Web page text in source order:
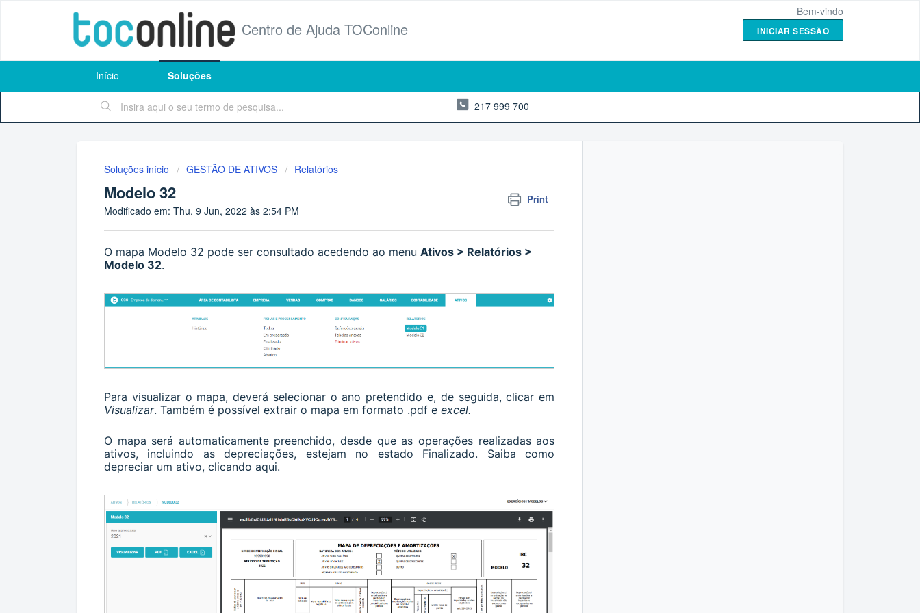
Centro de Ajuda TOConline
Bem-vindo
INICIAR SESSÃO
Início Soluções
217 999 700
Soluções início GESTÃO DE ATIVOS Relatórios
Modelo 32 Print
Modificado em: Thu, 9 Jun, 2022 às 2:54 PM
O mapa Modelo 32 pode ser consultado acedendo ao menu Ativos > Relatórios >
Modelo 32.
Para visualizar o mapa, deverá selecionar o ano pretendido e, de seguida, clicar em
Visualizar. Também é possível extrair o mapa em formato .pdf e excel.
O mapa será automaticamente preenchido, desde que as operações realizadas aos
ativos, incluindo as depreciações, estejam no estado Finalizado. Saiba como
depreciar um ativo, clicando aqui.